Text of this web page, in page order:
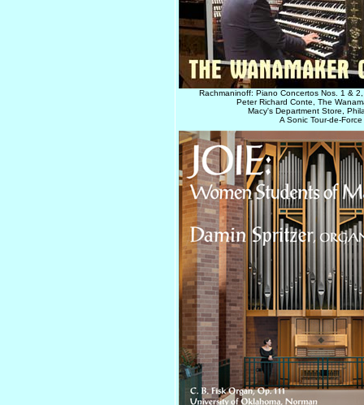
Rachmaninoff: Piano Concertos Nos. 1 &
Peter Richard Conte, The
Macy's Department Store,
A Sonic Tour-de-Force